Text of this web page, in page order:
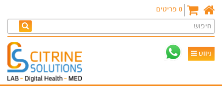
0 פריטים
חיפוש
ניווט